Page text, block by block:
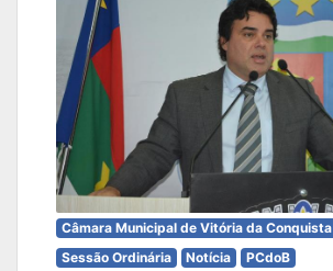
Câmara Municipal de Vitória da Conquista
Sessão Ordinária
Notícia
PCdoB